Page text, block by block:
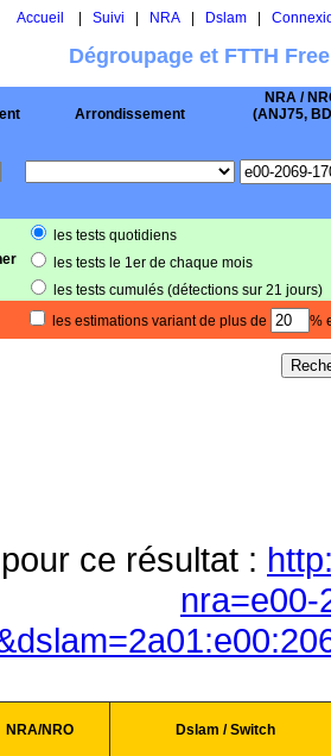
Accueil Suivi NRA| Dslam|
Dégroupage et FTTH
Arrondissement
NRA /
(ANJ75,
les tests quotidiens
les tests le 1er de chaque mois
les tests cumulés (détections sur 21 jours)
les estimations variant de plus de %
ce résultat :
nra=e00-
NRA/NRO Dslam / Switch